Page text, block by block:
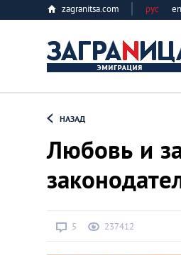
zagranitsa.com рус
Все страны
НАЗАД
Любовь и
5 237412